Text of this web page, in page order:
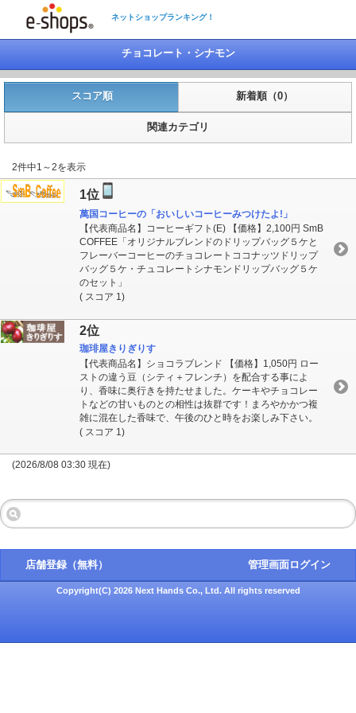
ネットショップランキング！
チョコレート・シナモン
スコア順 新着順（0）
関連カテゴリ
2件中1～2を表示
1位
萬国コーヒーの「おいしいコーヒーみつけたよ!」
【代表商品名】コーヒーギフト(E) 【価格】2,100円 SmB
COFFEE「オリジナルブレンドのドリップバッグ５ケと
フレーバーコーヒーのチョコレートココナッツドリップ
バッグ５ケ・チュコレートシナモンドリップバッグ５ケ
のセット」
( スコア 1)
2位
珈琲屋きりぎりす
【代表商品名】ショコラブレンド 【価格】1,050円 ロー
ストの違う豆（シティ＋フレンチ）を配合する事によ
り、香味に奥行きを持たせました。ケーキやチョコレー
トなどの甘いものとの相性は抜群です！まろやかかつ複
雑に混在した香味で、午後のひと時をお楽しみ下さい。
( スコア 1)
(2026/8/08 03:30 現在)
店舗登録（無料） 管理画面ログイン
Copyright(C) 2026 Next Hands Co., Ltd. All rights reserved